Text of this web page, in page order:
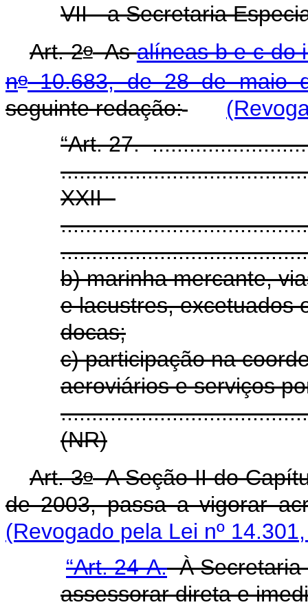
VII - a Secretaria
Art. 2oAsalíneas b e c do
no10.683, de 28 de maio
seguinte redação:
“Art. 27.
XXII -
b) marinha mercante,
e lacustres, excetuados
docas;
c) participação na
aeroviários e serviços
(NR)
Art. 3oA Seção II do
de 2003, passa a vigorar
(Revogado pela Lei nº
“Art. 24-A.À Secretaria
assessorar direta e